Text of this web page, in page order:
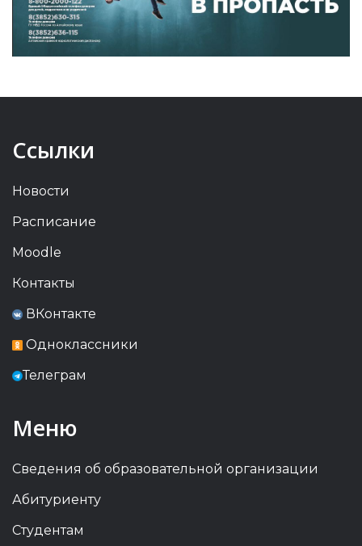
Ссылки
Новости
Расписание
Moodle
Контакты
ВКонтакте
Одноклассники
Телеграм
Меню
Сведения об образовательной организации
Абитуриенту
Студентам